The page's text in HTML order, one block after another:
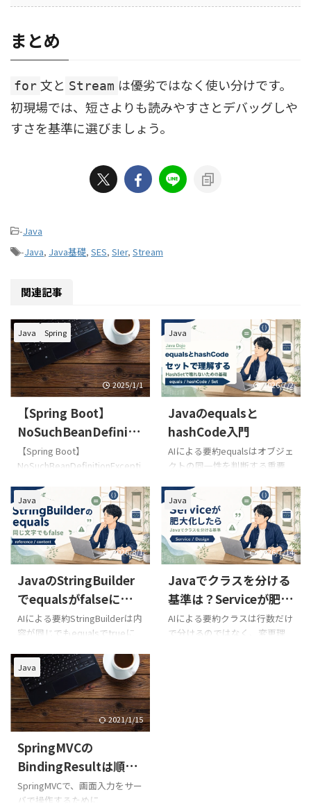
まとめ
for 文と Stream は優劣ではなく使い分けです。
初現場では、短さよりも読みやすさとデバッグしや
すさを基準に選びましょう。
-Java
-Java, Java基礎, SES, SIer, Stream
関連記事
Java Spring
2025/1/1
【Spring Boot】
NoSuchBeanDefiniti
onExceptionの対処法
【Spring Boot】
NoSuchBeanDefinitionExcepti
SpringのDIコンテナが、注入し
ようとしているBeanを見つけ
られない。 主な原因: Bean対
象クラスに @Service,
@Component などのアノテー
ションが付与されていない
@ComponentScan でスキャン
対象パッケージが誤っている
修正方法のポイント: 正しいア
ノテーションを付与し、パッ
エラー例 @RestController
pub ...
Java
2026/7/2
Javaのequalsと
hashCode入門
AIによる要約equalsはオブジェ
クトの同一性を判断する重要
とセットで考えないとHashSet
やHashMapで不具合につなが
ります。この記事では、初学者
がつまずきやすい理由を現場
目線で整理します。 前回の文
字列比較では、==ではなく
equalsを使う話をしました。
次に現場で出てくるのが、自
分で作ったクラスのequalsと
hashCodeです。 この記事のポ
Java
2026/8/1
JavaのStringBuilder
でequalsがfalseにな
る理由｜文字列の内容
を比較する方法
AIによる要約StringBuilderは内
容が同じでもequalsでtrueに
Objectのequalsを内容比較用
にオーバーライドしていない
ため、同じインスタンスかを
比較します。内容を比較するな
らtoStringしてString.equalsを
使うか、String側の
contentEqualsへStringBuilder
を渡します。StringBuilderは可
変なので、Setの重複判定や
Mapのキーにも向きません。比
Java
2026/7/14
Javaでクラスを分ける
基準は？Serviceが肥大
化した時の分割例
AIによる要約クラスは行数だけ
で分けるのではなく、変更理
Java
2021/1/15
SpringMVCの
BindingResultは順序
が大事だった話
SpringMVCで、画面入力をサー
バで操作するために